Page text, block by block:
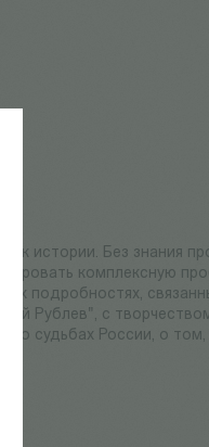
к истории. Без знания
комплексную
подробностях,
Рублев", с
о судьбах России, о